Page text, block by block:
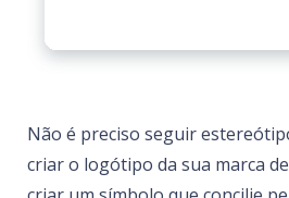
Não é preciso seguir
criar o logótipo da sua marca